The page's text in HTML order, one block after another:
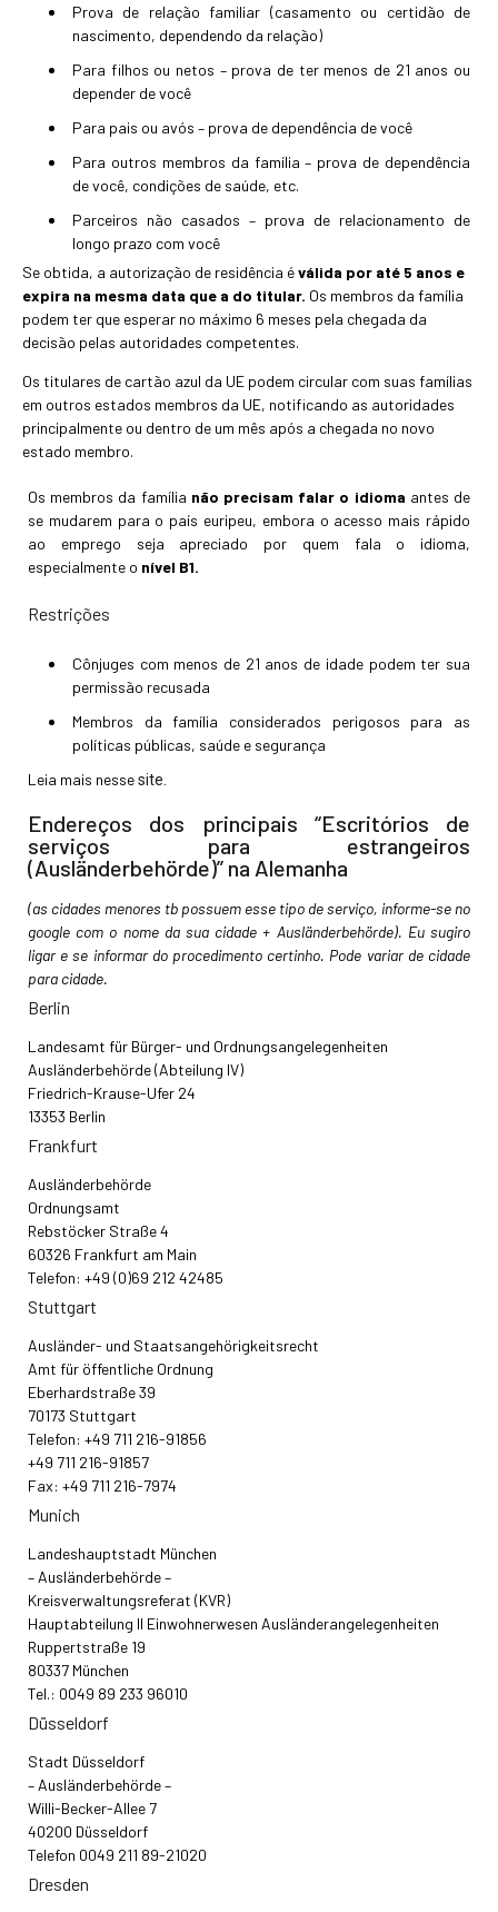
Prova de relação familiar (casamento ou certidão de
nascimento, dependendo da relação)
Para filhos ou netos – prova de ter menos de 21 anos ou
depender de você
Para pais ou avós – prova de dependência de você
Para outros membros da família – prova de dependência
de você, condições de saúde, etc.
Parceiros não casados – prova de relacionamento de
longo prazo com você
Se obtida, a autorização de residência éválida por até 5 anos e
expira na mesma data que a do titular. Os membros da família
podem ter que esperar no máximo 6 meses pela chegada da
decisão pelas autoridades competentes.
Os titulares de cartão azul da UE podem circular com suas famílias
em outros estados membros da UE, notificando as autoridades
principalmente ou dentro de um mês após a chegada no novo
estado membro.
Os membros da família não precisam falar o idioma antes de
se mudarem para o país euripeu, embora o acesso mais rápido
ao emprego seja apreciado por quem fala o idioma,
especialmente o nível B1.
Restrições
Cônjuges com menos de 21 anos de idade podem ter sua
permissão recusada
Membros da família considerados perigosos para as
políticas públicas, saúde e segurança
Leia mais nessesite.
Endereços dos principais “Escritórios de
serviços para estrangeiros
(Ausländerbehörde)” na Alemanha
(as cidades menores tb possuem esse tipo de serviço, informe-se no
google com o nome da sua cidade + Ausländerbehörde). Eu sugiro
ligar e se informar do procedimento certinho. Pode variar de cidade
para cidade.
Berlin
Landesamt für Bürger- und Ordnungsangelegenheiten
Ausländerbehörde (Abteilung IV)
Friedrich-Krause-Ufer 24
13353 Berlin
Frankfurt
Ausländerbehörde
Ordnungsamt
Rebstöcker Straße 4
60326 Frankfurt am Main
Telefon: +49 (0)69 212 42485
Stuttgart
Ausländer- und Staatsangehörigkeitsrecht
Amt für öffentliche Ordnung
Eberhardstraße 39
70173 Stuttgart
Telefon: +49 711 216-91856
+49 711 216-91857
Fax: +49 711 216-7974
Munich
Landeshauptstadt München
– Ausländerbehörde –
Kreisverwaltungsreferat (KVR)
Hauptabteilung II Einwohnerwesen Ausländerangelegenheiten
Ruppertstraße 19
80337 München
Tel.: 0049 89 233 96010
Düsseldorf
Stadt Düsseldorf
– Ausländerbehörde –
Willi-Becker-Allee 7
40200 Düsseldorf
Telefon 0049 211 89-21020
Dresden